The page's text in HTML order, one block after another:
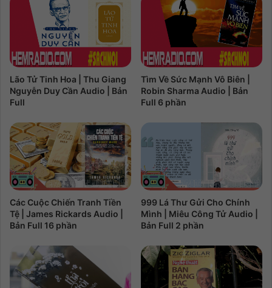
Lão Tử Tinh Hoa | Thu Giang
Nguyễn Duy Cần Audio | Bản
Full
Tìm Về Sức Mạnh Vô Biên |
Robin Sharma Audio | Bản
Full 6 phần
Các Cuộc Chiến Tranh Tiền
Tệ | James Rickards Audio |
Bản Full 16 phần
999 Lá Thư Gửi Cho Chính
Mình | Miêu Công Tử Audio |
Bản Full 2 phần